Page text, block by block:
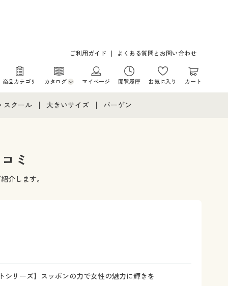
ご利用ガイド よくある質問とお問い合わせ
商品カテゴリ カタログ
カタログ・チラシからのご注文
マイページ 閲覧履歴 お気に入り カート
ト
スクール
学生服
ア・ティーンズ下着
大きいサイズ バーゲン
ミ
介します。
リーズ】スッポンの力で女性の魅力に輝きを